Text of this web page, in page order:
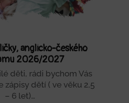
anglicko-českého
2026/2027
děti, rádi bychom Vás
zápisy dětí ( ve věku 2,5
– 6 let)…